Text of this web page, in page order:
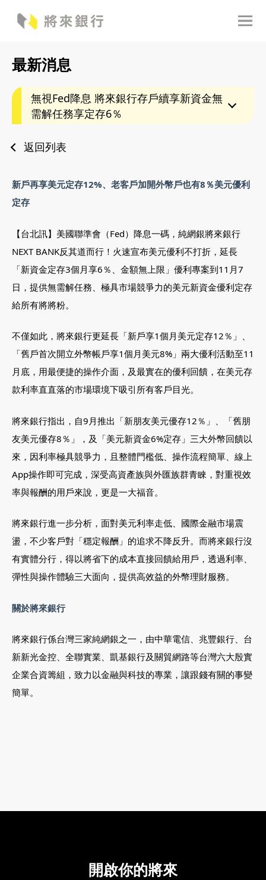
最新消息
無視Fed降息 將來銀行存戶續享新資金無
需解任務享定存6％
返回列表
新戶再享美元定存12%、老客戶加開外幣戶也有8％美元優利
定存
【台北訊】美國聯準會（Fed）降息一碼，純網銀將來銀行
NEXT BANK反其道而行！火速宣布美元優利不打折，延長
「新資金定存3個月享6％、金額無上限」優利專案到11月7
日，提供無需解任務、極具市場競爭力的美元新資金優利定存
給所有將將粉。
不僅如此，將來銀行更延長「新戶享1個月美元定存12％」、
「舊戶首次開立外幣帳戶享1個月美元8%」兩大優利活動至11
月底，用最便捷的操作介面，及最實在的優利回饋，在美元存
款利率直直落的市場環境下吸引所有客戶目光。
將來銀行指出，自9月推出「新朋友美元優存12％」、「舊朋
友美元優存8％」，及「美元新資金6%定存」三大外幣回饋以
來，因利率極具競爭力，且整體門檻低、操作流程簡單、線上
App操作即可完成，深受高資產族與外匯族群青睞，對重視效
率與報酬的用戶來說，更是一大福音。
將來銀行進一步分析，面對美元利率走低、國際金融市場震
盪，不少客戶對「穩定報酬」的追求不降反升。而將來銀行沒
有實體分行，得以將省下的成本直接回饋給用戶，透過利率、
彈性與操作體驗三大面向，提供高效益的外幣理財服務。
關於將來銀行
將來銀行係台灣三家純網銀之一，由中華電信、兆豐銀行、台
新新光金控、全聯實業、凱基銀行及關貿網路等台灣六大殷實
企業合資籌組，致力以金融與科技的專業，讓跟錢有關的事變
簡單。
開啟你的將來